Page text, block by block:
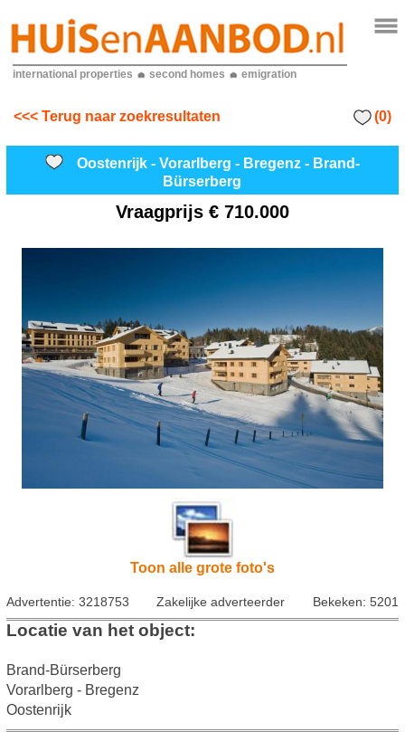
international properties second homes emigration
<<< Terug naar zoekresultaten (0)
Oostenrijk - Vorarlberg - Bregenz - Brand-
Bürserberg
Vraagprijs € 710.000
Toon alle grote foto's
Advertentie: 3218753 Zakelijke adverteerder Bekeken: 5201
Locatie van het object:
Brand-Bürserberg
Vorarlberg - Bregenz
Oostenrijk